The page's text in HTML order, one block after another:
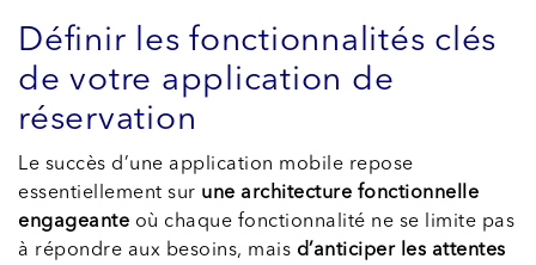
Définir les fonctionnalités clés
de votre application de
réservation
Le succès d’une application mobile repose
essentiellement sur une architecture fonctionnelle
engageante où chaque fonctionnalité ne se limite pas
à répondre aux besoins, mais d’anticiper les attentes